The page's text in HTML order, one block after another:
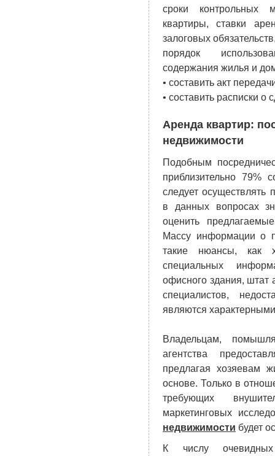
сроки контрольных
квартиры, ставки
залоговых
порядок
содержания жилья и
• cоставить акт
• составить расписки
Аренда квартир:
недвижимости
Подобным
приблизительно 79%
следует
в данных вопросах
оценить
Массу информации о
такие нюансы, как
специальных
офисного здания,
специалистов,
являются
Владельцам,
агентства
предлагая хозяевам
основе. Только в
требующих
маркетинговых
недвижимости будет
К числу